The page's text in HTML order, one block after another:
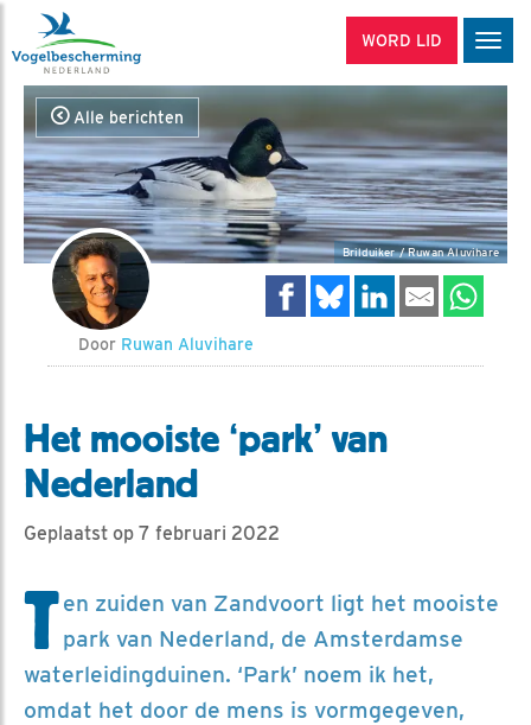
WORD LID
Alle berichten
Brilduiker / Ruwan Aluvihare
Door Ruwan Aluvihare
Het mooiste ‘park’ van
Nederland
Geplaatst op 7 februari 2022
Ten zuiden van Zandvoort ligt het mooiste
park van Nederland, de Amsterdamse
waterleidingduinen. ‘Park’ noem ik het,
omdat het door de mens is vormgegeven,